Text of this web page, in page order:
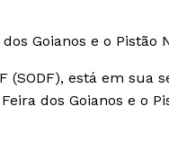
Goianos e o Pistão
está em sua
dos Goianos e o